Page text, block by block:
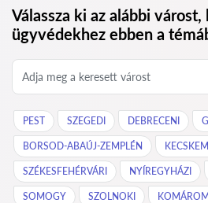
Válassza ki az alábbi
ügyvédekhez ebben a
PEST SZEGEDI DEBRECENI
BORSOD-ABAÚJ-ZEMPLÉN
SZÉKESFEHÉRVÁRI NYÍREGYHÁZI
SOMOGY SZOLNOKI